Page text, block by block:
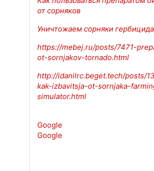
от сорняков
Уничтожаем сорняки
https://mebej.ru/posts/7471-
ot-sornjakov-tornado.html
http://idanilrc.beget.tech/posts/
kak-izbavitsja-ot-sornjaka-
simulator.html
Google
Google